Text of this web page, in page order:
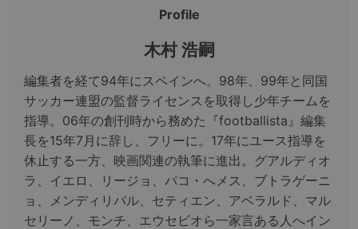
Profile
木村 浩嗣
編集者を経て94年にスペインへ。98年、99年と同国
サッカー連盟の監督ライセンスを取得し少年チームを
指導。06年の創刊時から務めた『footballista』編集
長を15年7月に辞し、フリーに。17年にユース指導を
休止する一方、映画関連の執筆に進出。グアルディオ
ラ、イエロ、リージョ、パコ・へメス、ブトラゲーニ
ョ、メンディリバル、セティエン、アベラルド、マル
セリーノ、モンチ、エウセビオら一家言ある人へイン